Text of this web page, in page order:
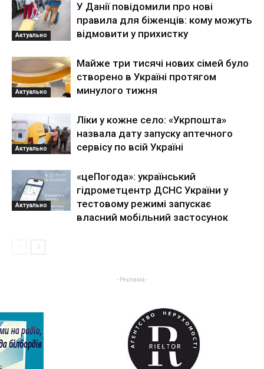
Актуально
У Данії повідомили про нові
правила для біженців: кому можуть
відмовити у прихистку
Актуально
Майже три тисячі нових сімей було
створено в Україні протягом
минулого тижня
Актуально
Ліки у кожне село: «Укрпошта»
назвала дату запуску аптечного
сервісу по всій Україні
Актуально
«цеПогода»: український
гідрометцентр ДСНС України у
тестовому режимі запускає
власний мобільний застосунок
- Реклама -